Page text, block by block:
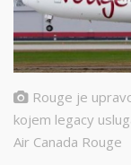
Rouge je
kojem legacy
Air Canada Rouge